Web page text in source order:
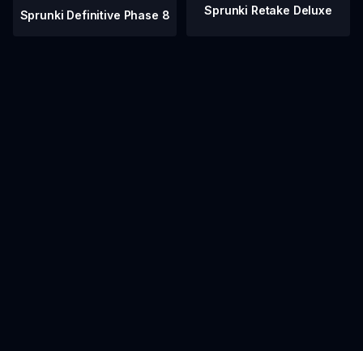
Sprunki Definitive Phase 8 Sprunki Retake Deluxe